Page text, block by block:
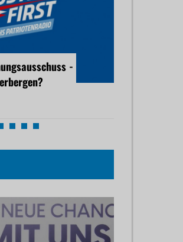
-
droht